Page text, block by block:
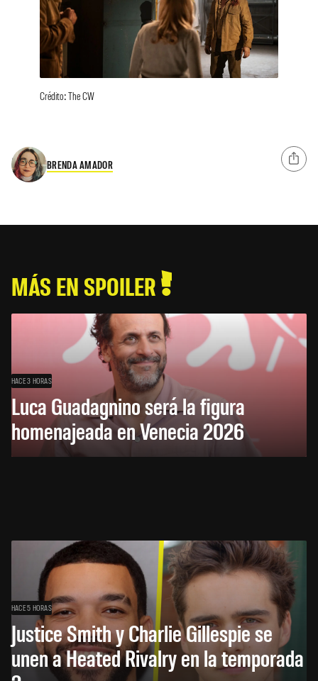
Crédito: The CW
BRENDA AMADOR
MÁS EN SPOILER
HACE 3 HORAS
Luca Guadagnino será la figura
homenajeada en Venecia 2026
HACE 5 HORAS
Justice Smith y Charlie Gillespie se
unen a Heated Rivalry en la temporada